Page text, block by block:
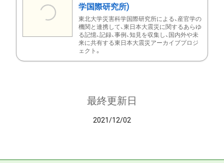
学国際研究所)
東北大学災害科学国際研究所による、産官学の
機関と連携して、東日本大震災に関するあらゆ
る記憶、記録、事例、知見を収集し、国内外や未
来に共有する東日本大震災アーカイブプロジ
ェクト。
最終更新日
2021/12/02